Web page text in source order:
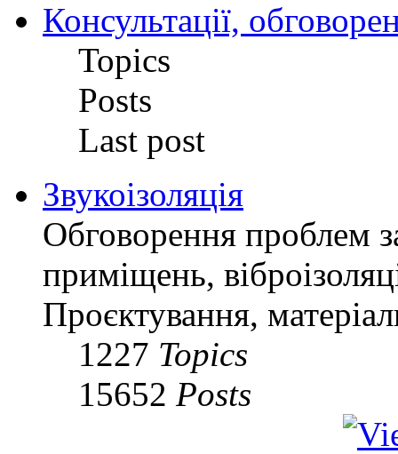
Консультації,
Topics
Posts
Last post
Звукоізоляція
Обговорення проблем
приміщень,
Проєктування,
1227 Topics
15652 Posts